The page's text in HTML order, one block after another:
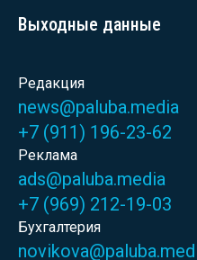
Выходные данные
Редакция
news@paluba.media
+7 (911) 196-23-62
Реклама
ads@paluba.media
+7 (969) 212-19-03
Бухгалтерия